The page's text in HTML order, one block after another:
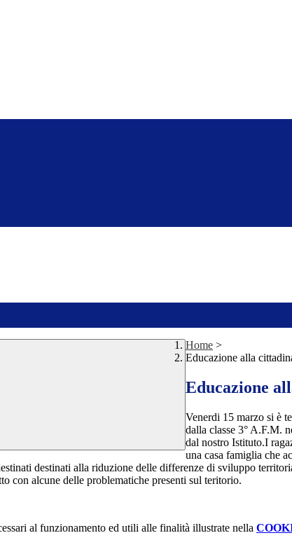
Home >
Educazione alla
Educazione
Venerdi 15 marzo si è
dalla classe 3° A.F.M.
dal nostro Istituto.I
una casa famiglia che
destinati alla riduzione delle differenze di sviluppo
con alcune delle problematiche presenti sul teritorio.
al funzionamento ed utili alle finalità illustrate nella